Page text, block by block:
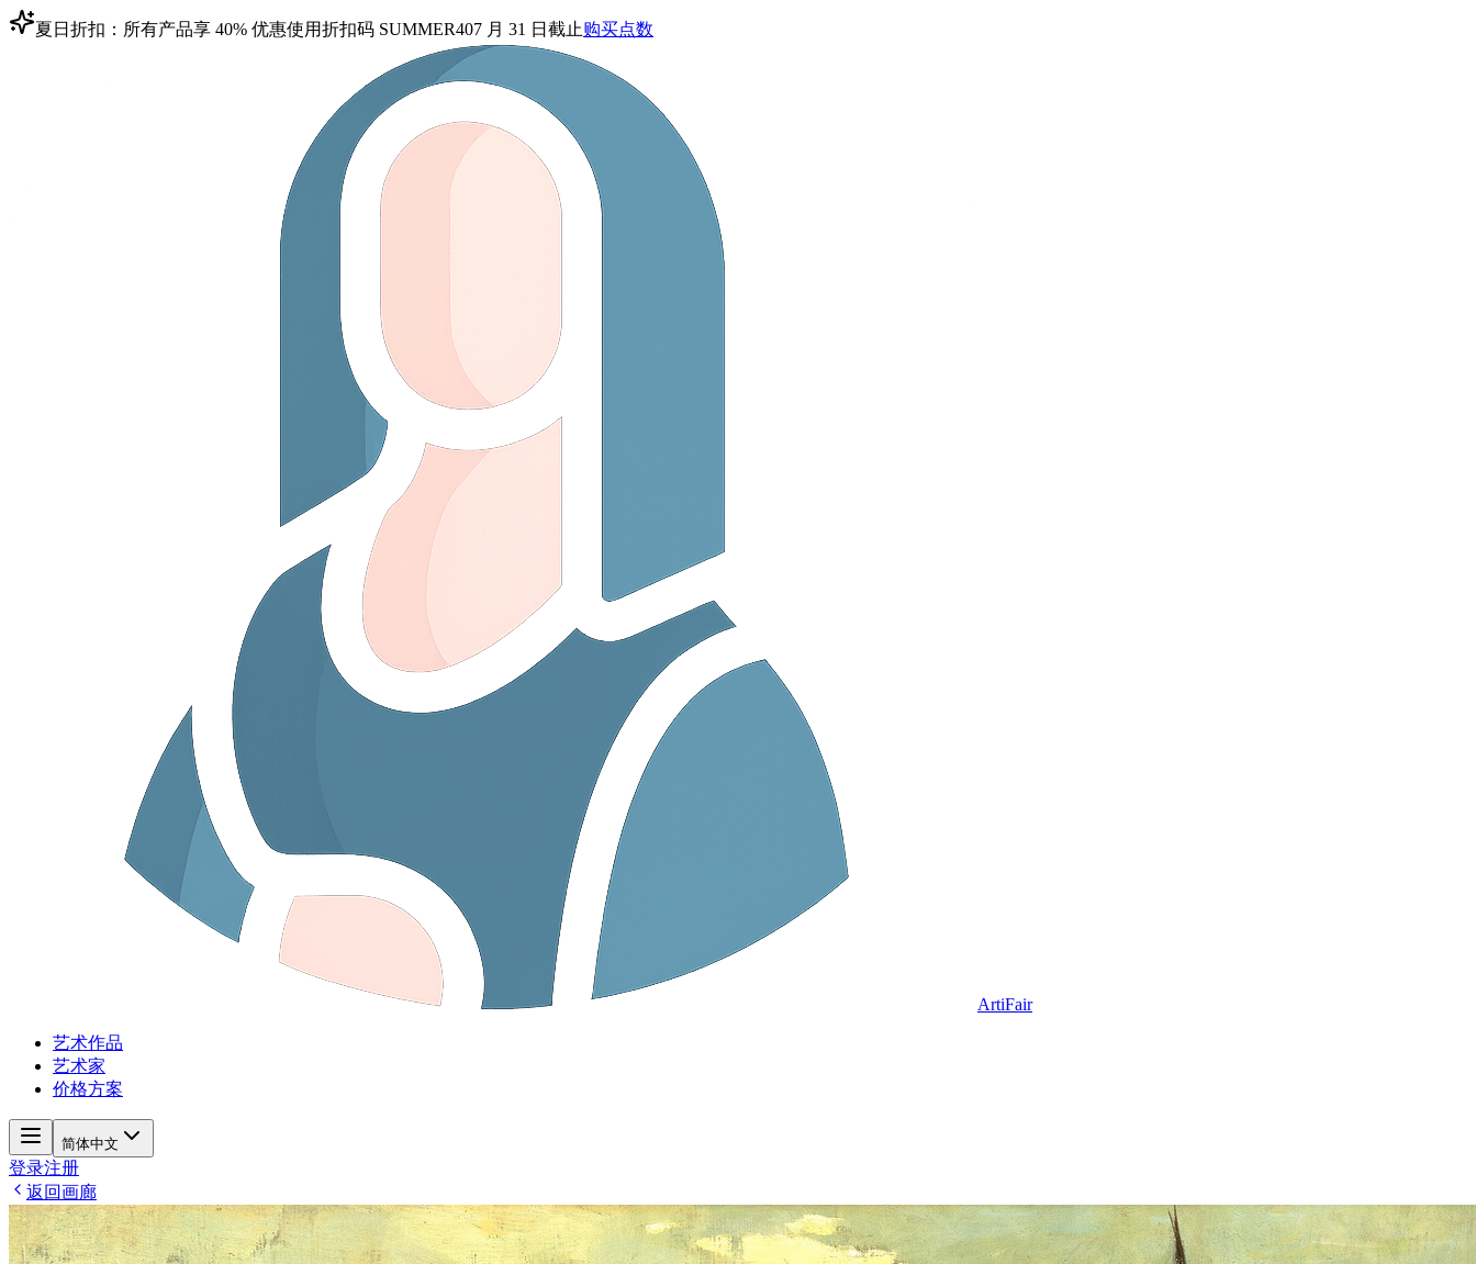
夏日折扣：所有产品享 40% 优惠使用折扣码 SUMMER407 月 31 日截止购买点数
ArtiFair
艺术作品
艺术家
价格方案
简体中文
登录注册
返回画廊